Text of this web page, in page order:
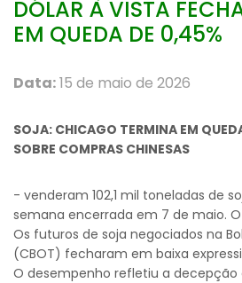
DÓLAR À VISTA
EM QUEDA DE 0,45%
Data:15 de maio de 2026
SOJA: CHICAGO TERMINA EM
SOBRE COMPRAS CHINESAS
- venderam 102,1 mil toneladas de
semana encerrada em 7 de maio.
Os futuros de soja negociados na
(CBOT) fecharam em baixa
O desempenho refletiu a decepção